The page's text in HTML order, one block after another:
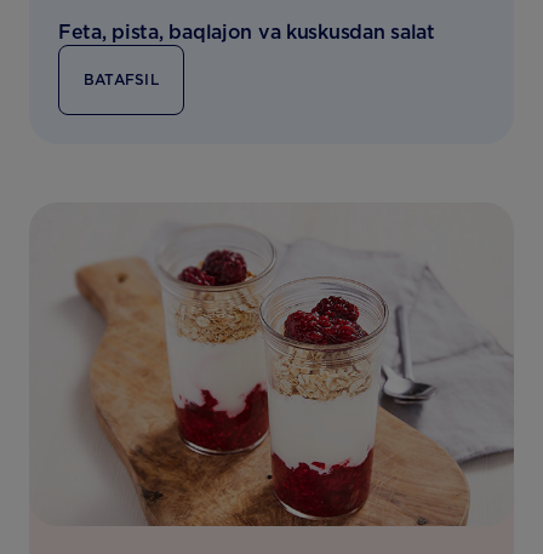
Feta, pista, baqlajon va kuskusdan salat
BATAFSIL